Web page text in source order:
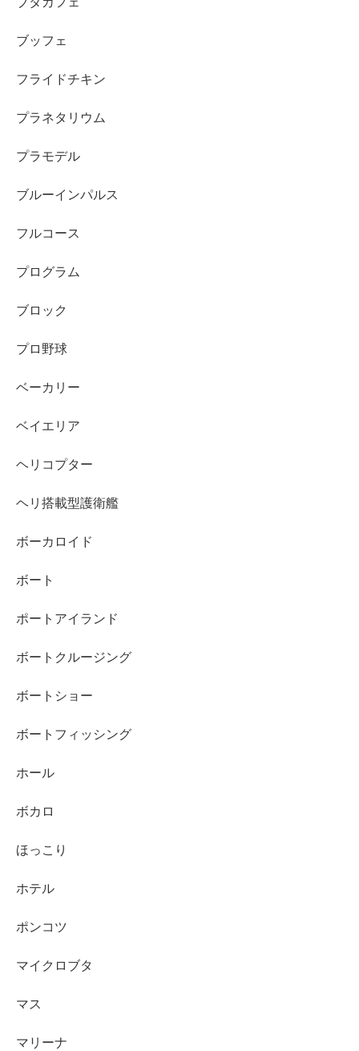
ブッフェ
フライドチキン
プラネタリウム
プラモデル
ブルーインパルス
フルコース
プログラム
ブロック
プロ野球
ベーカリー
ベイエリア
ヘリコプター
ヘリ搭載型護衛艦
ボーカロイド
ボート
ポートアイランド
ボートクルージング
ボートショー
ボートフィッシング
ホール
ボカロ
ほっこり
ホテル
ポンコツ
マイクロブタ
マス
マリーナ